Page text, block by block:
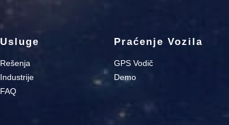
Usluge
Rešenja
Industrije
FAQ
Praćenje Vozila
GPS Vodič
Demo